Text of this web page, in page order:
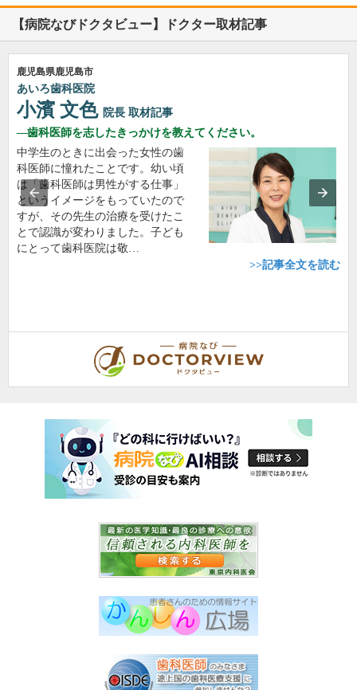
【病院なびドクタビュー】ドクター取材記事
鹿児島県鹿児島市
あいろ歯科医院
小濱 文色 院長 取材記事
歯科医師を志したきっかけを教えてください。
中学生のときに出会った女性の歯
科医師に憧れたことです。幼い頃
は「歯科医師は男性がする仕事」
というイメージをもっていたので
すが、その先生の治療を受けたこ
とで認識が変わりました。子ども
にとって歯科医院は敬…
>>記事全文を読む